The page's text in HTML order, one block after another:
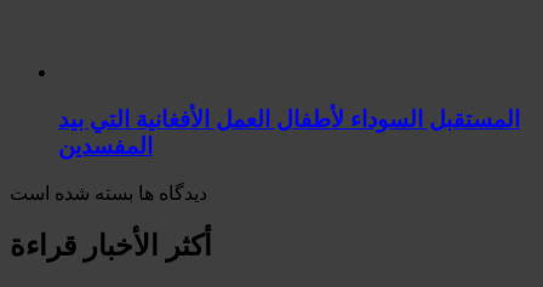
المستقبل السوداء لأطفال العمل الأفغانية التي بيد
المفسدين
دیدگاه ها بسته شده است
أكثر الأخبار قراءة